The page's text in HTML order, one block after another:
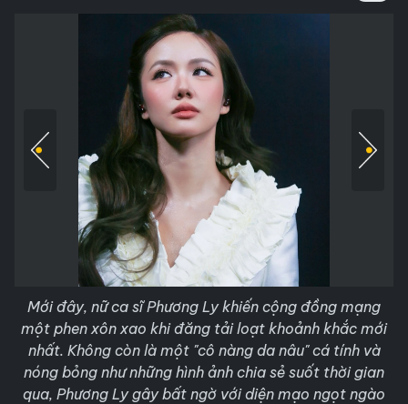
Mới đây, nữ ca sĩ Phương Ly khiến cộng đồng mạng
một phen xôn xao khi đăng tải loạt khoảnh khắc mới
nhất. Không còn là một "cô nàng da nâu" cá tính và
nóng bỏng như những hình ảnh chia sẻ suốt thời gian
qua, Phương Ly gây bất ngờ với diện mạo ngọt ngào